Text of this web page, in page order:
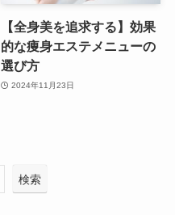
【全身美を追求する】効果
的な痩身エステメニューの
選び方
2024年11月23日
検索